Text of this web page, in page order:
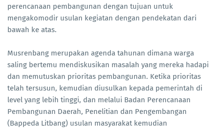
perencanaan pembangunan dengan tujuan untuk
mengakomodir usulan kegiatan dengan pendekatan dari
bawah ke atas.
Musrenbang merupakan agenda tahunan dimana warga
saling bertemu mendiskusikan masalah yang mereka hadapi
dan memutuskan prioritas pembangunan. Ketika prioritas
telah tersusun, kemudian diusulkan kepada pemerintah di
level yang lebih tinggi, dan melalui Badan Perencanaan
Pembangunan Daerah, Penelitian dan Pengembangan
(Bappeda Litbang) usulan masyarakat kemudian